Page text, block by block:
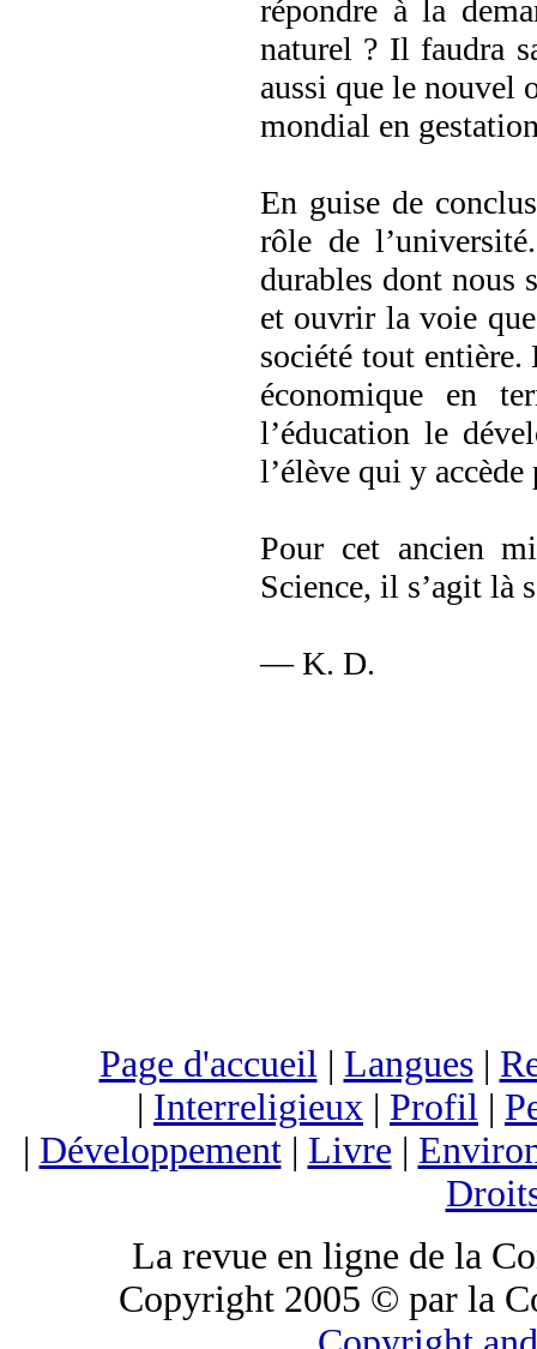
répondre à la
naturel ? Il faudra
aussi que le nouvel
mondial en
En guise de
rôle de
durables dont nous
et ouvrir la voie
société tout
économique en
l’éducation le
l’élève qui y
Pour cet ancien
Science, il s’agit là
— K. D.
Page d'accueil| Langues|
| Interreligieux | Profil |
| Développement| Livre |
La revue en ligne de la
Copyright 2005 © par la